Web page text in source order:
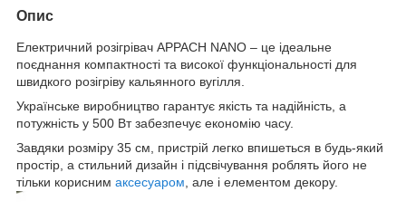
Опис
Електричний розігрівач APPACH NANO – це ідеальне
поєднання компактності та високої функціональності для
швидкого розігріву кальянного вугілля.
Українське виробництво гарантує якість та надійність, а
потужність у 500 Вт забезпечує економію часу.
Завдяки розміру 35 см, пристрій легко впишеться в будь-який
простір, а стильний дизайн і підсвічування роблять його не
тільки корисним аксесуаром , але і елементом декору.